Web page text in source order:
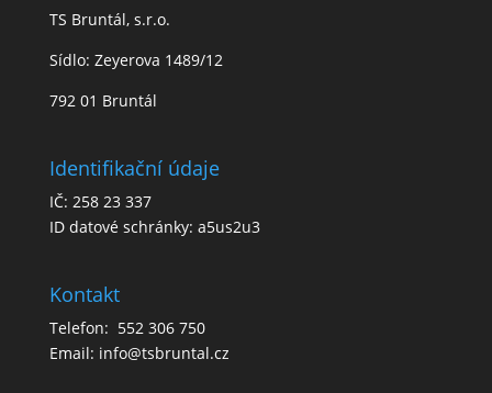
TS Bruntál, s.r.o.
Sídlo: Zeyerova 1489/12
792 01 Bruntál
Identifikační údaje
IČ: 258 23 337
ID datové schránky: a5us2u3
Kontakt
Telefon: 552 306 750
Email: info@tsbruntal.cz